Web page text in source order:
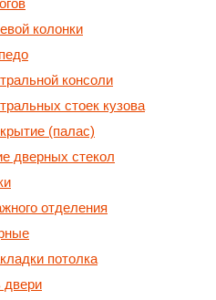
колонки
консоли
стоек кузова
(палас)
дверных стекол
отделения
потолка
двери